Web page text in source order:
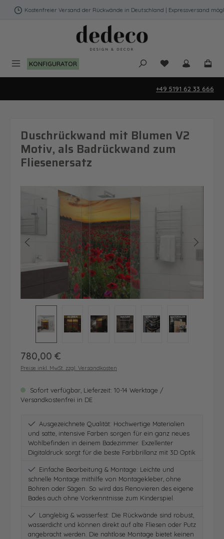
Zum Hauptinhalt springen
Kostenfreier Versand der Rückwände in Deutschland | Expressversand möglich
KONFIGURATOR Du hast 0
+49 5191 62 33 666
Duschrückwand mit Blumen V2
Motiv, als Badrückwand zum
Fliesenersatz
Bildergalerie überspringen
Regulärer Preis:
780,00 €
Preise inkl. MwSt. zzgl. Versandkosten
Sofort verfügbar, Lieferzeit: 10-14 Werktage /
Versandkostenfrei in DE
Ausgezeichnete Qualität: Hochwertige Materialien
und satte, intensive Farben sorgen für ein ganz neues
Wohlbefinden in deinem Badezimmer. Exzellenter
Digitaldruck sorgt für die beste Farbbrillanz mit 3D Optik
Einfache Bearbeitung & Montage: Leichte und
schnelle Montage mithilfe von Montagekleber, ohne
Bohren oder Sägen. So wird das Renovieren des eigene
Bades auch ohne Vorkenntnisse zum Kinderspiel.
Langlebig & wasserfest: Die Rückwände sind robust,
wasserdicht und können direkt auf alte Fliesen oder Putz
angebracht werden. Die nahtlose Montage bietet keinen